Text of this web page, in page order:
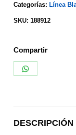
Categorías: Línea
SKU: 188912
Compartir
DESCRIPCIÓN